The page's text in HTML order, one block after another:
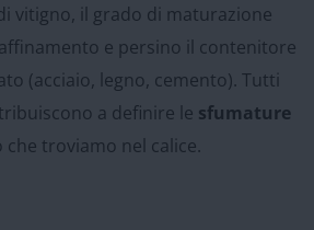
vitigno, il grado di maturazione
e persino il contenitore
(acciaio, legno, cemento). Tutti
a definire le sfumature
che troviamo nel calice.